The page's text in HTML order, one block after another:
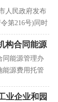
人民政府发布
第216号)同时
构合同能源
共机构实施
见》的通知
同能源管理办
能源费用托管
(2.86
业企业和园